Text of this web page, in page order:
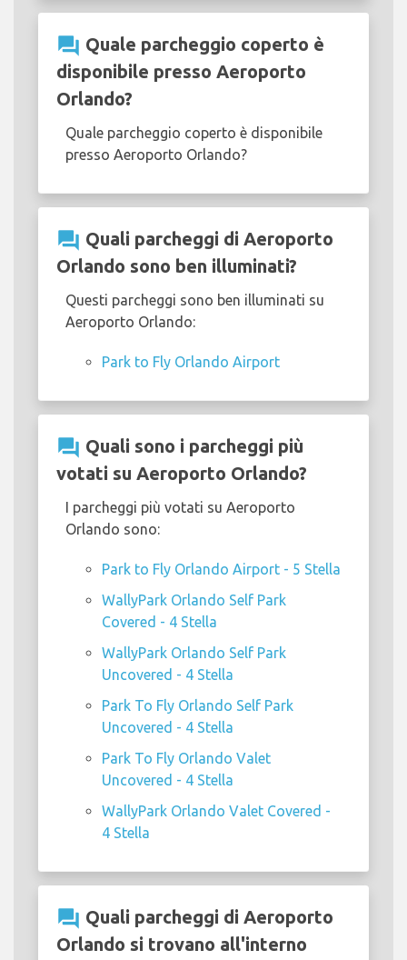
question_answer Quale parcheggio coperto è
disponibile presso Aeroporto
Orlando?
Quale parcheggio coperto è disponibile
presso Aeroporto Orlando?
question_answer Quali parcheggi di Aeroporto
Orlando sono ben illuminati?
Questi parcheggi sono ben illuminati su
Aeroporto Orlando:
Park to Fly Orlando Airport
question_answer Quali sono i parcheggi più
votati su Aeroporto Orlando?
I parcheggi più votati su Aeroporto
Orlando sono:
Park to Fly Orlando Airport - 5 Stella
WallyPark Orlando Self Park
Covered - 4 Stella
WallyPark Orlando Self Park
Uncovered - 4 Stella
Park To Fly Orlando Self Park
Uncovered - 4 Stella
Park To Fly Orlando Valet
Uncovered - 4 Stella
WallyPark Orlando Valet Covered -
4 Stella
question_answer Quali parcheggi di Aeroporto
Orlando si trovano all'interno